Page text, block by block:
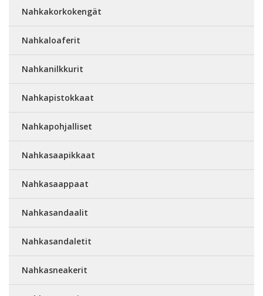
Nahkakorkokengät
Nahkaloaferit
Nahkanilkkurit
Nahkapistokkaat
Nahkapohjalliset
Nahkasaapikkaat
Nahkasaappaat
Nahkasandaalit
Nahkasandaletit
Nahkasneakerit